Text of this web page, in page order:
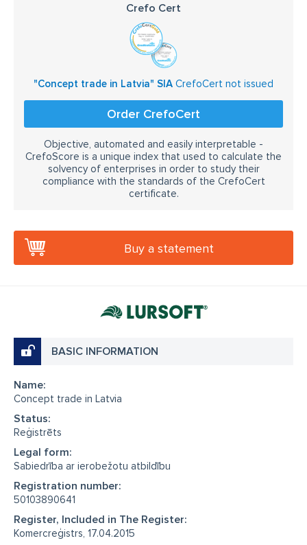
Crefo Cert
"Concept trade in Latvia" SIA CrefoCert not issued
Order CrefoCert
Objective, automated and easily interpretable -
CrefoScore is a unique index that used to calculate the
solvency of enterprises in order to study their
compliance with the standards of the CrefoCert
certificate.
Buy a statement
BASIC INFORMATION
Name:
Concept trade in Latvia
Status:
Reģistrēts
Legal form:
Sabiedrība ar ierobežotu atbildību
Registration number:
50103890641
Register, Included in The Register:
Komercreģistrs, 17.04.2015